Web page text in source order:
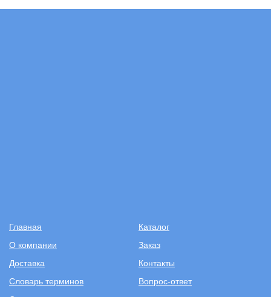
Главная
Каталог
О компании
Заказ
Доставка
Контакты
Словарь терминов
Вопрос-ответ